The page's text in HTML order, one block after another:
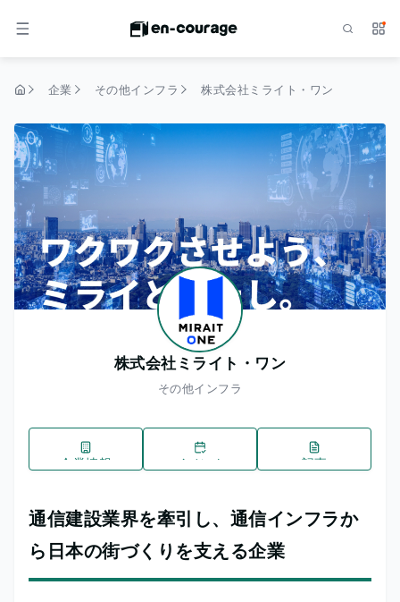
メニュー サ
企業 その他インフラ 株式会社ミライト・ワン
株式会社ミライト・ワン
その他インフラ
企業情報 イベント 記事
通信建設業界を牽引し、通信インフラか
ら日本の街づくりを支える企業